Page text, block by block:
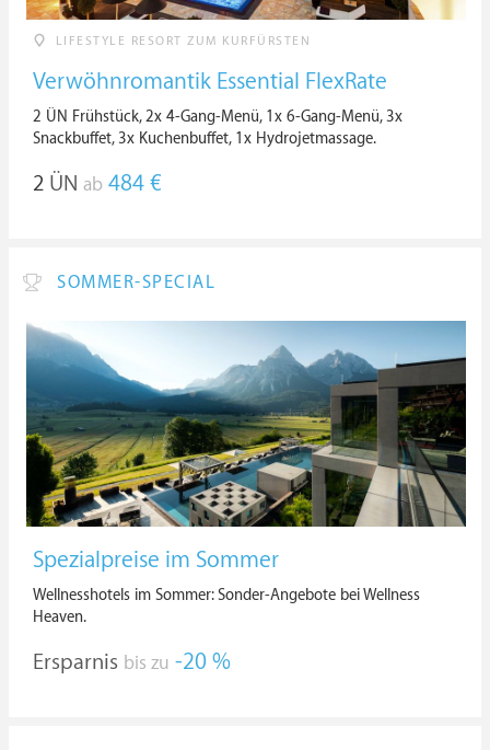
LIFESTYLE RESORT ZUM KURFÜRSTEN
Verwöhnromantik Essential FlexRate
2 ÜN Frühstück, 2x 4-Gang-Menü, 1x 6-Gang-Menü, 3x
Snackbuffet, 3x Kuchenbuffet, 1x Hydrojetmassage.
2 ÜN ab 484 €
SOMMER-SPECIAL
Spezialpreise im Sommer
Wellnesshotels im Sommer: Sonder-Angebote bei Wellness
Heaven.
Ersparnis bis zu -20 %